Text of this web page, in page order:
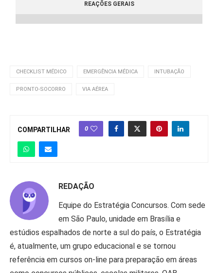
REAÇÕES GERAIS
CHECKLIST MÉDICO EMERGÊNCIA MÉDICA INTUBAÇÃO
PRONTO-SOCORRO VIA AÉREA
COMPARTILHAR 0
REDAÇÃO
Equipe do Estratégia Concursos. Com sede
em São Paulo, unidade em Brasília e
estúdios espalhados de norte a sul do país, o Estratégia
é, atualmente, um grupo educacional e se tornou
referência em cursos on-line para preparação em áreas